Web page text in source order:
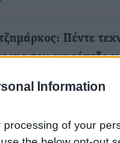
Information
of your
Πέντε
για τον ανισόπεδο
Λίνδου με…
ότι οι πρώτες